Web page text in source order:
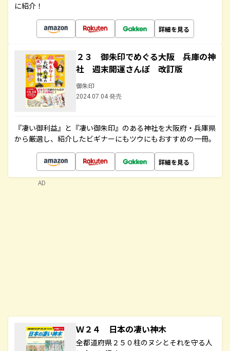
に紹介！
詳細を見る
２３ 御朱印でめぐる大阪 兵庫の神
社 週末開運さんぽ 改訂版
御朱印
2024.07.04 発売
『凄い御利益』と『凄い御朱印』のある神社を大阪府・兵庫県
から厳選し、紹介したビギナーにもツウにもおすすめの一冊。
詳細を見る
Ｗ２４ 日本の凄い神木
全都道府県２５０柱のヌシとそれを守る人
AD